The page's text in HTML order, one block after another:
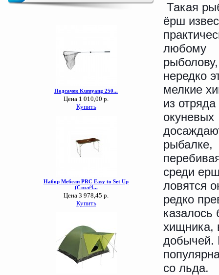
Такая
ёрш
любому
рыболову,
нередко
мелкие
из отряда
окуневых
рыбалке,
среди
ловятся
редко
казалось
хищника,
добычей.
со льда.